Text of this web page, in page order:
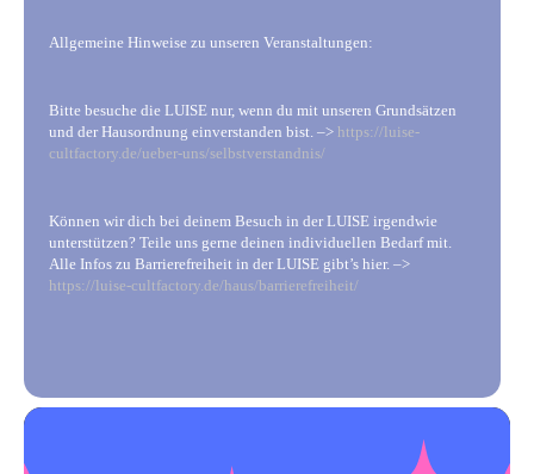
Allgemeine Hinweise zu unseren Veranstaltungen:
Bitte besuche die LUISE nur, wenn du mit unseren Grundsätzen
und der Hausordnung einverstanden bist. –> https://luise-
cultfactory.de/ueber-uns/selbstverstandnis/
Können wir dich bei deinem Besuch in der LUISE irgendwie
unterstützen? Teile uns gerne deinen individuellen Bedarf mit.
Alle Infos zu Barrierefreiheit in der LUISE gibt’s hier. –>
https://luise-cultfactory.de/haus/barrierefreiheit/